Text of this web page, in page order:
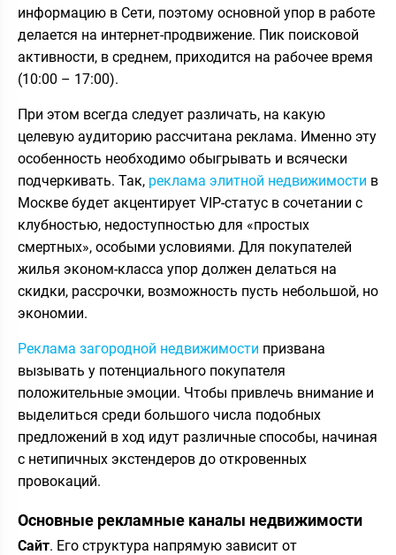
информацию в Сети, поэтому основной упор в работе
делается на интернет-продвижение. Пик поисковой
активности, в среднем, приходится на рабочее время
(10:00 – 17:00).
При этом всегда следует различать, на какую
целевую аудиторию рассчитана реклама. Именно эту
особенность необходимо обыгрывать и всячески
подчеркивать. Так, реклама элитной недвижимости в
Москве будет акцентирует VIP-статус в сочетании с
клубностью, недоступностью для «простых
смертных», особыми условиями. Для покупателей
жилья эконом-класса упор должен делаться на
скидки, рассрочки, возможность пусть небольшой, но
экономии.
Реклама загородной недвижимости призвана
вызывать у потенциального покупателя
положительные эмоции. Чтобы привлечь внимание и
выделиться среди большого числа подобных
предложений в ход идут различные способы, начиная
с нетипичных экстендеров до откровенных
провокаций.
Основные рекламные каналы недвижимости
Сайт. Его структура напрямую зависит от